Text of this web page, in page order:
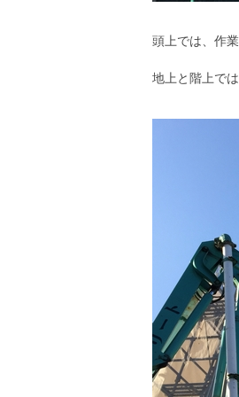
頭上では、作
地上と階上で